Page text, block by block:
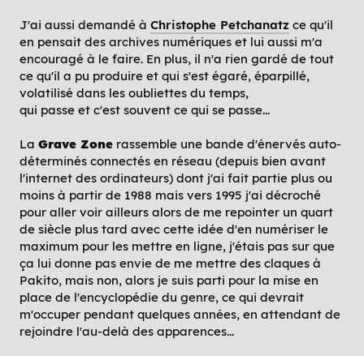
J'ai aussi demandé à Christophe Petchanatz ce qu'il
en pensait des archives numériques et lui aussi m'a
encouragé à le faire. En plus, il n'a rien gardé de tout
ce qu'il a pu produire et qui s'est égaré, éparpillé,
volatilisé dans les oubliettes du temps,
qui passe et c'est souvent ce qui se passe...
La Grave Zone rassemble une bande d'énervés auto-
déterminés connectés en réseau (depuis bien avant
l'internet des ordinateurs) dont j'ai fait partie plus ou
moins à partir de 1988 mais vers 1995 j'ai décroché
pour aller voir ailleurs alors de me repointer un quart
de siècle plus tard avec cette idée d'en numériser le
maximum pour les mettre en ligne, j'étais pas sur que
ça lui donne pas envie de me mettre des claques à
Pakito, mais non, alors je suis parti pour la mise en
place de l'encyclopédie du genre, ce qui devrait
m'occuper pendant quelques années, en attendant de
rejoindre l'au-delà des apparences...